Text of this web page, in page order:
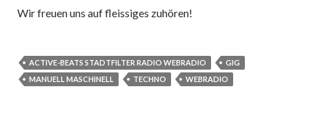
Wir freuen uns auf fleissiges zuhören!
ACTIVE-BEATS STADTFILTER RADIO WEBRADIO
GIG
MANUELL MASCHINELL
TECHNO WEBRADIO